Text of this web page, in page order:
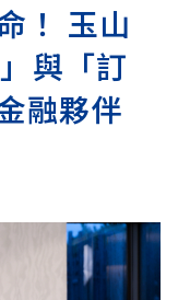
！ 玉山
與「訂
融夥伴